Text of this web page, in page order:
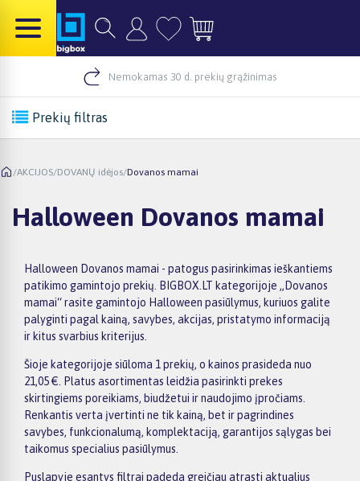
Nemokamas 30 d. prekių grąžinimas
Prekių filtras
/AKCIJOS/DOVANŲ idėjos/Dovanos mamai
Halloween Dovanos mamai
Halloween Dovanos mamai - patogus pasirinkimas ieškantiems
patikimo gamintojo prekių. BIGBOX.LT kategorijoje „Dovanos
mamai“ rasite gamintojo Halloween pasiūlymus, kuriuos galite
palyginti pagal kainą, savybes, akcijas, pristatymo informaciją
ir kitus svarbius kriterijus.
Šioje kategorijoje siūloma 1 prekių, o kainos prasideda nuo
21,05 €. Platus asortimentas leidžia pasirinkti prekes
skirtingiems poreikiams, biudžetui ir naudojimo įpročiams.
Renkantis verta įvertinti ne tik kainą, bet ir pagrindines
savybes, funkcionalumą, komplektaciją, garantijos sąlygas bei
taikomus specialius pasiūlymus.
Puslapyje esantys filtrai padeda greičiau atrasti aktualius